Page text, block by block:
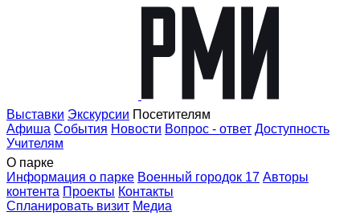
Выставки Экскурсии Посетителям
Афиша События Новости Вопрос - ответ Доступность
Учителям
О парке
Информация о парке Военный городок 17 Авторы
контента Проекты Контакты
Спланировать визит Медиа